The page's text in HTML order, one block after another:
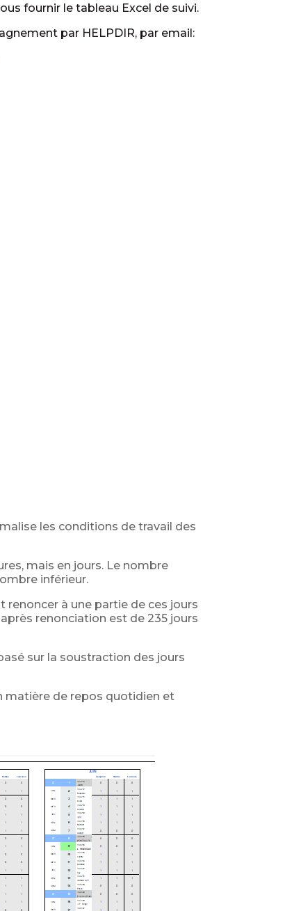
fournir le tableau Excel de suivi.
par HELPDIR, par email:
les conditions de travail des
mais en jours. Le nombre
inférieur.
renoncer à une partie de ces jours
renonciation est de 235 jours
sur la soustraction des jours
matière de repos quotidien et